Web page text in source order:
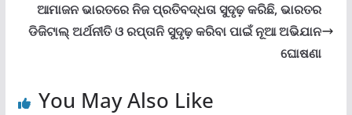
ଆମାଜନ ଭାରତରେ ନିଜ ପ୍ରତିବଦ୍ଧତା ସୁଦୃଢ଼ କରିଛି, ଭାରତର
ଡିଜିଟାଲ୍ ଅର୍ଥନୀତି ଓ ରପ୍ତାନି ସୁଦୃଢ଼ କରିବା ପାଇଁ ନୂଆ ଅଭିଯାନ
ଘୋଷଣା
You May Also Like